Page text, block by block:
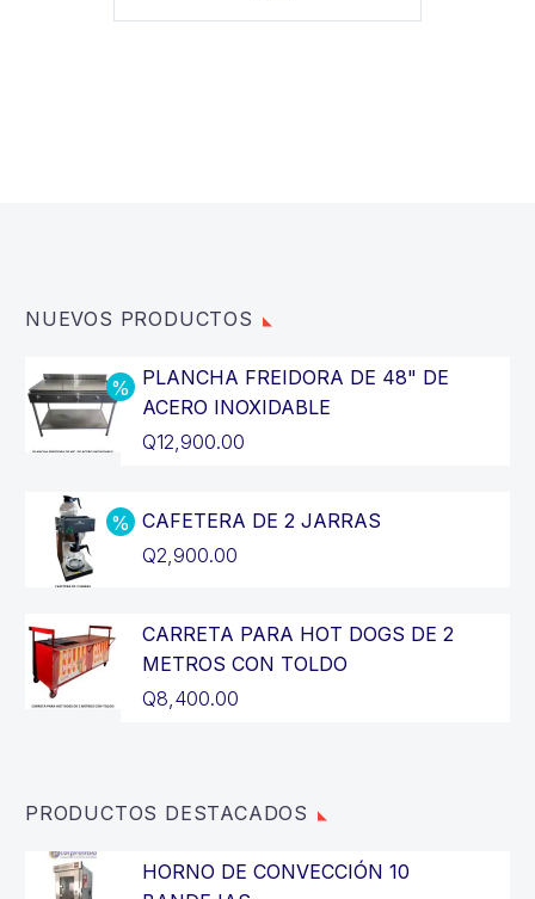
NUEVOS PRODUCTOS
PLANCHA FREIDORA DE 48" DE
ACERO INOXIDABLE
El
original
era:
Q12,900.00
precio
actual
CAFETERA DE 2 JARRAS
El
original
era:
Q3,200.00.
Q2,900.00
precio
actual
es:
CARRETA PARA HOT DOGS DE 2
METROS CON TOLDO
Q8,400.00
PRODUCTOS DESTACADOS
HORNO DE CONVECCIÓN 10